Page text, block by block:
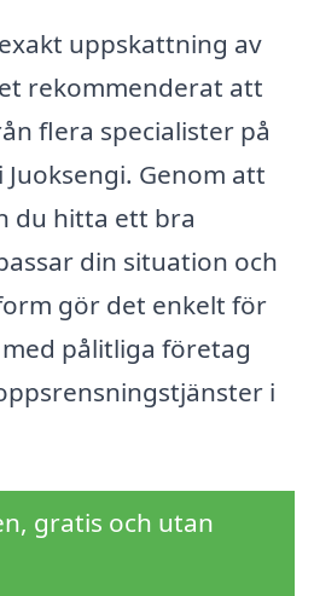
uppskattning av
rekommenderat att
flera specialister på
Genom att
du hitta ett bra
din situation och
gör det enkelt för
pålitliga företag
i
gratis och utan